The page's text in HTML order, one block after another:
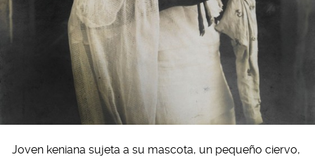
Joven keniana sujeta a su mascota, un pequeño ciervo,